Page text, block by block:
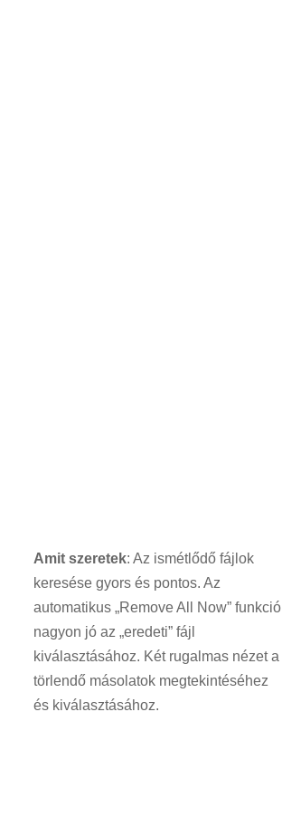
Amit szeretek: Az ismétlődő fájlok
keresése gyors és pontos. Az
automatikus „Remove All Now” funkció
nagyon jó az „eredeti” fájl
kiválasztásához. Két rugalmas nézet a
törlendő másolatok megtekintéséhez
és kiválasztásához.